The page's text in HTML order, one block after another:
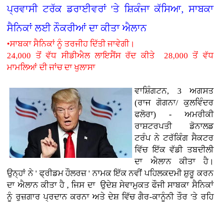
ਪ੍ਰਵਾਸੀ ਟਰੱਕ ਡਰਾਈਵਰਾਂ 'ਤੇ ਸ਼ਿਕੰਜਾ ਕੱਸਿਆ, ਸਾਬਕਾ
ਸੈਨਿਕਾਂ ਲਈ ਨੌਕਰੀਆਂ ਦਾ ਕੀਤਾ ਐਲਾਨ
•ਸਾਬਕਾ ਸੈਨਿਕਾਂ ਨੂੰ ਤਰਜੀਹ ਦਿੱਤੀ ਜਾਵੇਗੀ।
24,000 ਤੋਂ ਵੱਧ ਸੀਡੀਐਲ ਲਾਇਸੈਂਸ ਰੱਦ ਕੀਤੇ 28,000 ਤੋਂ ਵੱਧ
ਮਾਮਲਿਆਂ ਦੀ ਜਾਂਚ ਦਾ ਖੁਲਾਸਾ
ਵਾਸ਼ਿੰਗਟਨ, 3 ਅਗਸਤ
(ਰਾਜ ਗੋਗਨਾ/ ਕੁਲਵਿੰਦਰ
ਫਲੋਰਾ) - ਅਮਰੀਕੀ
ਰਾਸ਼ਟਰਪਤੀ ਡੋਨਾਲਡ
ਟਰੰਪ ਨੇ ਟਰੱਕਿੰਗ ਸੈਕਟਰ
ਵਿੱਚ ਇੱਕ ਵੱਡੀ ਤਬਦੀਲੀ
ਦਾ ਐਲਾਨ ਕੀਤਾ ਹੈ।
ਉਨ੍ਹਾਂ ਨੇ ' ਫ੍ਰੀਡਮ ਹੌਲਰਜ਼ ' ਨਾਮਕ ਇੱਕ ਨਵੀਂ ਪਹਿਲਕਦਮੀ ਸ਼ੁਰੂ ਕਰਨ
ਦਾ ਐਲਾਨ ਕੀਤਾ ਹੈ , ਜਿਸ ਦਾ ਉਦੇਸ਼ ਸੇਵਾਮੁਕਤ ਫੌਜੀ ਸਾਬਕਾ ਸੈਨਿਕਾਂ
ਨੂੰ ਰੁਜ਼ਗਾਰ ਪ੍ਰਦਾਨ ਕਰਨਾ ਅਤੇ ਦੇਸ਼ ਵਿੱਚ ਗੈਰ-ਕਾਨੂੰਨੀ ਤੌਰ 'ਤੇ ਰਹਿ